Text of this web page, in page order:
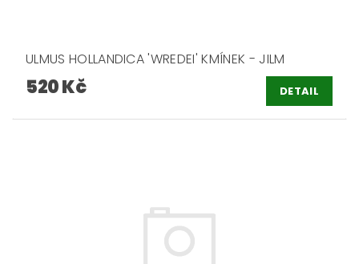
ULMUS HOLLANDICA 'WREDEI' KMÍNEK - JILM
520 Kč DETAIL